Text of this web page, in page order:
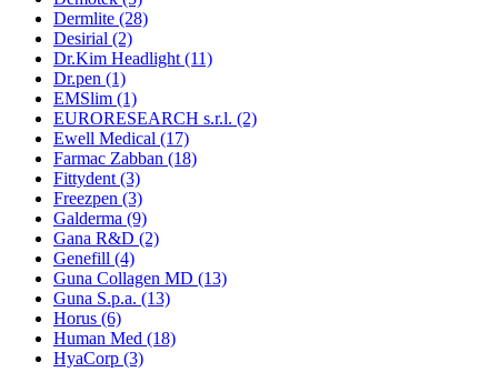
Dermlite (28)
Desirial (2)
Dr.Kim Headlight (11)
Dr.pen (1)
EMSlim (1)
EURORESEARCH s.r.l. (2)
Ewell Medical (17)
Farmac Zabban (18)
Fittydent (3)
Freezpen (3)
Galderma (9)
Gana R&D (2)
Genefill (4)
Guna Collagen MD (13)
Guna S.p.a. (13)
Horus (6)
Human Med (18)
HyaCorp (3)